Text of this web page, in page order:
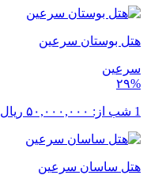
هتل بوستان سرعین
سرعین
۲۹%
1 شب از: ۵۰,۰۰۰,۰۰۰ ریال
هتل ساسان سرعین